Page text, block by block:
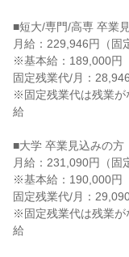
■短大/専門/高専 卒業
月給：229,946円（固
※基本給：189,000円
固定残業代/月：
※固定残業代は残業が
給
■大学 卒業見込みの方
月給：231,090円（固
※基本給：190,000円
固定残業代/月：
※固定残業代は残業が
給